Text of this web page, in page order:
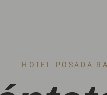
HOTEL POSADA